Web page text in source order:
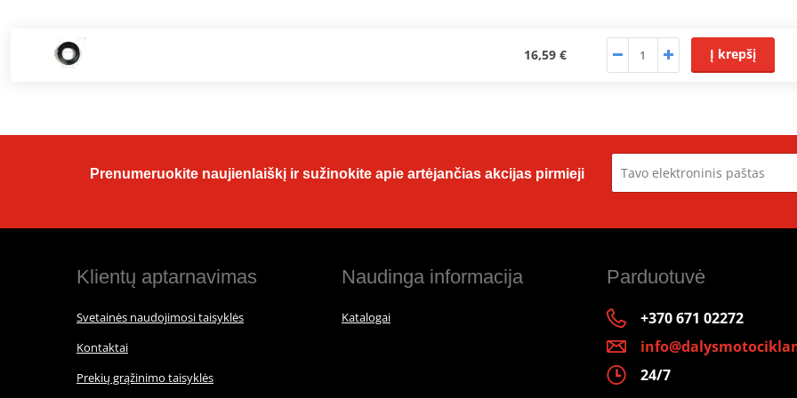
16,59 € Į krepšį
Prenumeruokite naujienlaiškį ir sužinokite apie artėjančias akcijas pirmieji
Klientų aptarnavimas
Svetainės naudojimosi taisyklės
Kontaktai
Prekių grąžinimo taisyklės
Naudinga informacija
Katalogai
Parduotuvė
+370 671 02272
24/7